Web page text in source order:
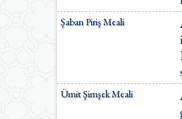
Şaban Piriş Meali
Ümit Şimşek Meali